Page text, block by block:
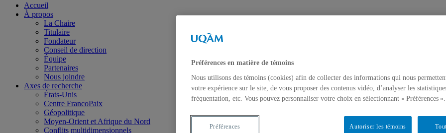
Accueil
À propos
La Chaire
Titulaire
Fondateur
Conseil de direction
Équipe
Partenaires
Nous joindre
Axes de recherche
États-Unis
Centre FrancoPaix
Géopolitique
Moyen-Orient et Afrique du Nord
Conflits multidimensionnels
Préférences en matière de témoins
Nous utilisons des témoins (cookies) afin de collecter des informations qui nous
votre expérience sur le site, de vous proposer des contenus vidéo, d’analyser les
fréquentation, etc. Vous pouvez personnaliser votre choix en sélectionnant « Préférences ».
Autoriser les témoins
Préférences